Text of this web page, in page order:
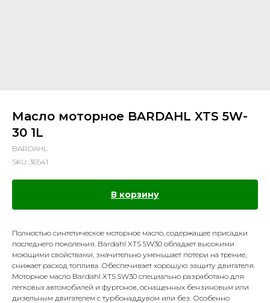
Масло моторное BARDAHL XTS 5W-
30 1L
BARDAHL
SKU: 36541
В корзину
Полностью синтетическое моторное масло, содержащее присадки
последнего поколения. Bardahl XTS 5W30 обладает высокими
моющими свойствами, значительно уменьшает потери на трение,
снижает расход топлива. Обеспечивает хорошую защиту двигателя.
Моторное масло Bardahl XTS 5W30 специально разработано для
легковых автомобилей и фургонов, оснащенных бензиновым или
дизельным двигателем с турбонаддувом или без. Особенно